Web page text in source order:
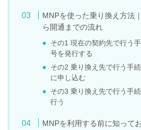
MNPを使った乗り換え方法
ら開通までの流れ
その1 現在の契約先で行う
号を発行する
その2 乗り換え先で行う手
に申し込む
その3 乗り換え先で行う手
行う
MNPを利用する前に知って